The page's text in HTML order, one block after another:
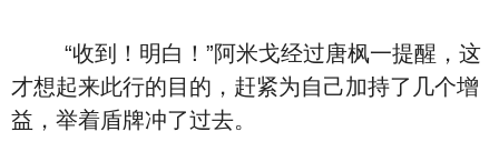
“收到！明白！”阿米戈经过唐枫一提醒，这
才想起来此行的目的，赶紧为自己加持了几个增
益，举着盾牌冲了过去。